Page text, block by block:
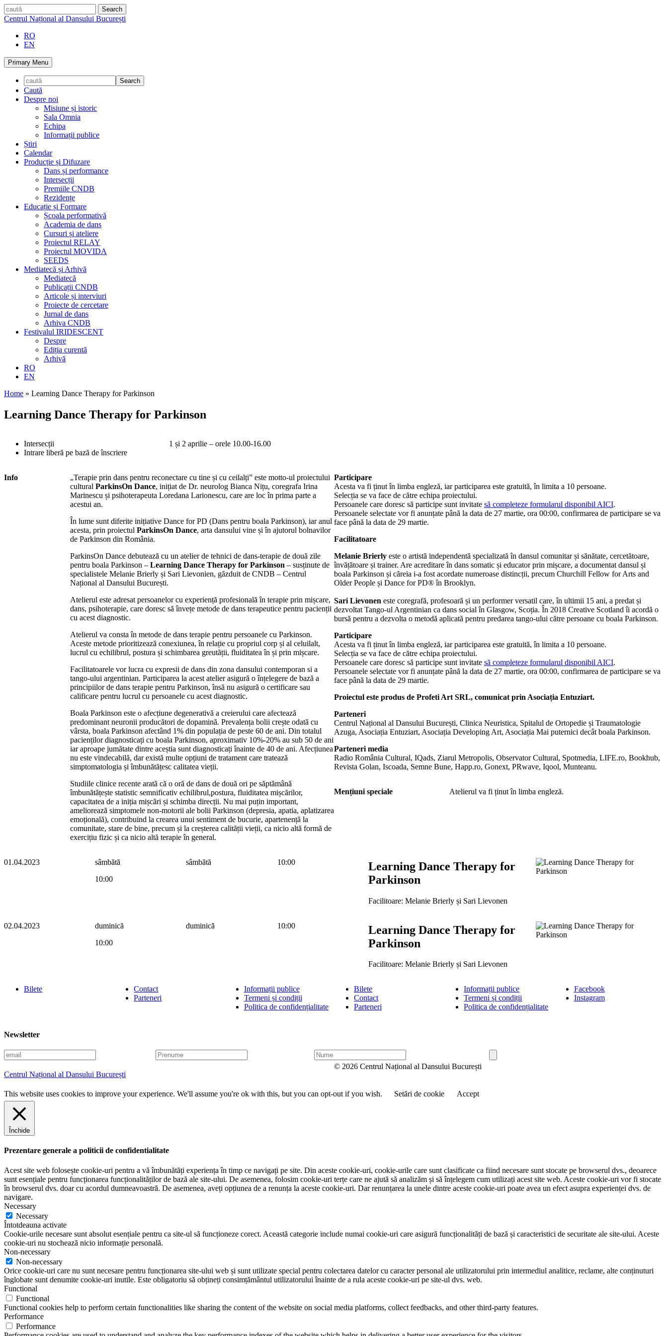
Skip
to
caută
Centrul Național al Dansului București
RO
EN
Primary Menu
Caută
Despre noi
Misiune și istoric
Sala Omnia
Echipa
Informații publice
Știri
Calendar
Producție și Difuzare
Dans și performance
Intersecții
Premiile CNDB
Rezidențe
Educație și Formare
Școala performativă
Academia de dans
Cursuri și ateliere
Proiectul RELAY
Proiectul MOVIDA
SEEDS
Mediatecă și Arhivă
Mediatecă
Publicații CNDB
Articole și interviuri
Proiecte de cercetare
Jurnal de dans
Arhiva CNDB
Festivalul IRIDESCENT
Despre
Ediția curentă
Arhivă
RO
EN
Home » Learning Dance Therapy for Parkinson
Learning Dance Therapy for Parkinson
Intersecții
Intrare liberă pe bază de înscriere
1 și 2 aprilie – orele 10.00-16.00
Info
„Terapie prin dans pentru reconectare cu tine și cu ceilalți” este motto-ul proiectului
cultural ParkinsOn Dance, inițiat de Dr. neurolog Bianca Nițu, coregrafa Irina
Marinescu și psihoterapeuta Loredana Larionescu, care are loc în prima parte a
acestui an.
În lume sunt diferite inițiative Dance for PD (Dans pentru boala Parkinson), iar anul
acesta, prin proiectul ParkinsOn Dance, arta dansului vine și în ajutorul bolnavilor
de Parkinson din România.
ParkinsOn Dance debutează cu un atelier de tehnici de dans-terapie de două zile
pentru boala Parkinson – Learning Dance Therapy for Parkinson – susținute de
specialistele Melanie Brierly și Sari Lievonien, găzduit de CNDB – Centrul
Național al Dansului București.
Atelierul este adresat persoanelor cu experiență profesională în terapie prin mișcare,
dans, psihoterapie, care doresc să învețe metode de dans terapeutice pentru pacienții
cu acest diagnostic.
Atelierul va consta în metode de dans terapie pentru persoanele cu Parkinson.
Aceste metode prioritizează conexiunea, în relație cu propriul corp și al celuilalt,
lucrul cu echilibrul, postura și schimbarea greutății, fluiditatea în și prin mișcare.
Facilitatoarele vor lucra cu expresii de dans din zona dansului contemporan si a
tango-ului argentinian. Participarea la acest atelier asigură o înțelegere de bază a
principiilor de dans terapie pentru Parkinson, însă nu asigură o certificare sau
calificare pentru lucrul cu persoanele cu acest diagnostic.
Boala Parkinson este o afecțiune degenerativă a creierului care afectează
predominant neuronii producători de dopamină. Prevalența bolii crește odată cu
vârsta, boala Parkinson afectând 1% din populația de peste 60 de ani. Din totalul
pacienților diagnosticați cu boala Parkinson, aproximativ 10%-20% au sub 50 de ani
iar aproape jumătate dintre aceștia sunt diagnosticați înainte de 40 de ani. Afecțiunea
nu este vindecabilă, dar există multe opțiuni de tratament care tratează
simptomatologia și îmbunătățesc calitatea vieții.
Studiile clinice recente arată că o oră de dans de două ori pe săptămână
îmbunătățește statistic semnificativ echilibrul,postura, fluiditatea mișcărilor,
capacitatea de a iniția mișcări și schimba direcții. Nu mai puțin important,
ameliorează simptomele non-motorii ale bolii Parkinson (depresia, apatia, aplatizarea
emoțională), contribuind la crearea unui sentiment de bucurie, apartenență la
comunitate, stare de bine, precum și la creșterea calității vieții, ca nicio altă formă de
exercițiu fizic și ca nicio altă terapie în general.
Participare
Acesta va fi ținut în limba engleză, iar participarea este gratuită, în limita a 10 persoane.
Selecția se va face de către echipa proiectului.
Persoanele care doresc să participe sunt invitate să completeze formularul disponibil AICI.
Persoanele selectate vor fi anunțate până la data de 27 martie, ora 00:00, confirmarea de participare se va
face până la data de 29 martie.
Facilitatoare
Melanie Brierly este o artistă independentă specializată în dansul comunitar și sănătate, cercetătoare,
învățătoare și trainer. Are acreditare în dans somatic și educator prin mișcare, a documentat dansul și
boala Parkinson și căreia i-a fost acordate numeroase distincții, precum Churchill Fellow for Arts and
Older People și Dance for PD® în Brooklyn.
Sari Lievonen este coregrafă, profesoară și un performer versatil care, în ultimii 15 ani, a predat și
dezvoltat Tango-ul Argentinian ca dans social în Glasgow, Scoția. În 2018 Creative Scotland îi acordă o
bursă pentru a dezvolta o metodă aplicată pentru predarea tango-ului către persoane cu boala Parkinson.
Participare
Acesta va fi ținut în limba engleză, iar participarea este gratuită, în limita a 10 persoane.
Selecția se va face de către echipa proiectului.
Persoanele care doresc să participe sunt invitate să completeze formularul disponibil AICI.
Persoanele selectate vor fi anunțate până la data de 27 martie, ora 00:00, confirmarea de participare se va
face până la data de 29 martie.
Proiectul este produs de Profeti Art SRL, comunicat prin Asociația Entuziart.
Parteneri
Centrul Național al Dansului București, Clinica Neuristica, Spitalul de Ortopedie și Traumatologie
Azuga, Asociația Entuziart, Asociația Developing Art, Asociația Mai puternici decât boala Parkinson.
Parteneri media
Radio România Cultural, IQads, Ziarul Metropolis, Observator Cultural, Spotmedia, LIFE.ro, Bookhub,
Revista Golan, Iscoada, Semne Bune, Happ.ro, Gonext, PRwave, Iqool, Munteanu.
Mențiuni speciale Atelierul va fi ținut în limba engleză.
01.04.2023
sâmbătă
10:00
sâmbătă 10:00
Learning Dance Therapy for
Parkinson
Facilitoare: Melanie Brierly și Sari Lievonen
02.04.2023
duminică
10:00
duminică 10:00
Learning Dance Therapy for
Parkinson
Facilitoare: Melanie Brierly și Sari Lievonen
Bilete
Contact
Parteneri
Informații publice
Termeni și condiții
Politica de confidențialitate
Bilete
Contact
Parteneri
Informații publice
Termeni și condiții
Politica de confidențialitate
Facebook
Instagram
Newsletter
E
m
a
i
l
P
r
u
m
N
u
Centrul Național al Dansului București
© 2026 Centrul Național al Dansului București
This website uses cookies to improve your experience. We'll assume you're ok with this, but you can opt-out if you wish. Setări de cookie Accept
Închide
Prezentare generale a politicii de confidentialitate
Acest site web folosește cookie-uri pentru a vă îmbunătăți experiența în timp ce navigați pe site. Din aceste cookie-uri, cookie-urile care sunt clasificate ca fiind necesare sunt stocate pe browserul dvs., deoarece
sunt esențiale pentru funcționarea funcționalităților de bază ale site-ului. De asemenea, folosim cookie-uri terțe care ne ajută să analizăm și să înțelegem cum utilizați acest site web. Aceste cookie-uri vor fi stocate
în browserul dvs. doar cu acordul dumneavoastră. De asemenea, aveți opțiunea de a renunța la aceste cookie-uri. Dar renunțarea la unele dintre aceste cookie-uri poate avea un efect asupra experienței dvs. de
navigare.
Necessary
Necessary
Întotdeauna activate
Cookie-urile necesare sunt absolut esențiale pentru ca site-ul să funcționeze corect. Această categorie include numai cookie-uri care asigură funcționalități de bază și caracteristici de securitate ale site-ului. Aceste
cookie-uri nu stochează nicio informație personală.
Non-necessary
Non-necessary
Orice cookie-uri care nu sunt necesare pentru funcționarea site-ului web și sunt utilizate special pentru colectarea datelor cu caracter personal ale utilizatorului prin intermediul analitice, reclame, alte conținuturi
înglobate sunt denumite cookie-uri inutile. Este obligatoriu să obțineți consimțământul utilizatorului înainte de a rula aceste cookie-uri pe site-ul dvs. web.
Functional
Functional
Functional cookies help to perform certain functionalities like sharing the content of the website on social media platforms, collect feedbacks, and other third-party features.
Performance
Performance